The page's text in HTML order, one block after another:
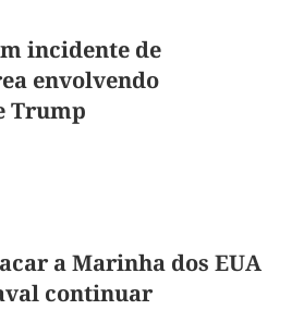
incidente de
envolvendo
Trump
a Marinha dos EUA
continuar